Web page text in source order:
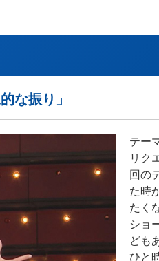
な振り」
テー
リク
回の
た時
たく
ショ
ども
ひと